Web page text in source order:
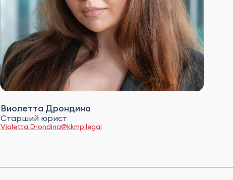
Виолетта Дрондина
Старший юрист
Violetta.Drondina@kkmp.legal